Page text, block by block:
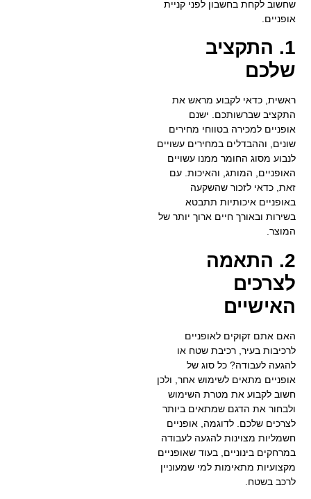
שחשוב לקחת בחשבון לפני קניית
אופניים.
1. התקציב
שלכם
ראשית, כדאי לקבוע מראש את
התקציב שברשותכם. ישנם
אופניים למכירה בטווחי מחירים
שונים, וההבדלים במחירים עשויים
לנבוע מסוג החומר ממנו עשויים
האופניים, המותג, והאיכות. עם
זאת, כדאי לזכור שהשקעה
באופניים איכותיות תתבטא
בשירות ובאורך חיים ארוך יותר של
המוצר.
2. התאמה
לצרכים
האישיים
האם אתם זקוקים לאופניים
לרכיבות בעיר, רכיבת שטח או
להגעה לעבודה? כל סוג של
אופניים מתאים לשימוש אחר, ולכן
חשוב לקבוע את מטרת השימוש
ולבחור את הדגם שמתאים ביותר
לצרכים שלכם. לדוגמה, אופניים
חשמליות מצוינות להגעה לעבודה
במרחקים בינוניים, בעוד שאופניים
מקצועיות מתאימות למי שמעוניין
לרכב בשטח.